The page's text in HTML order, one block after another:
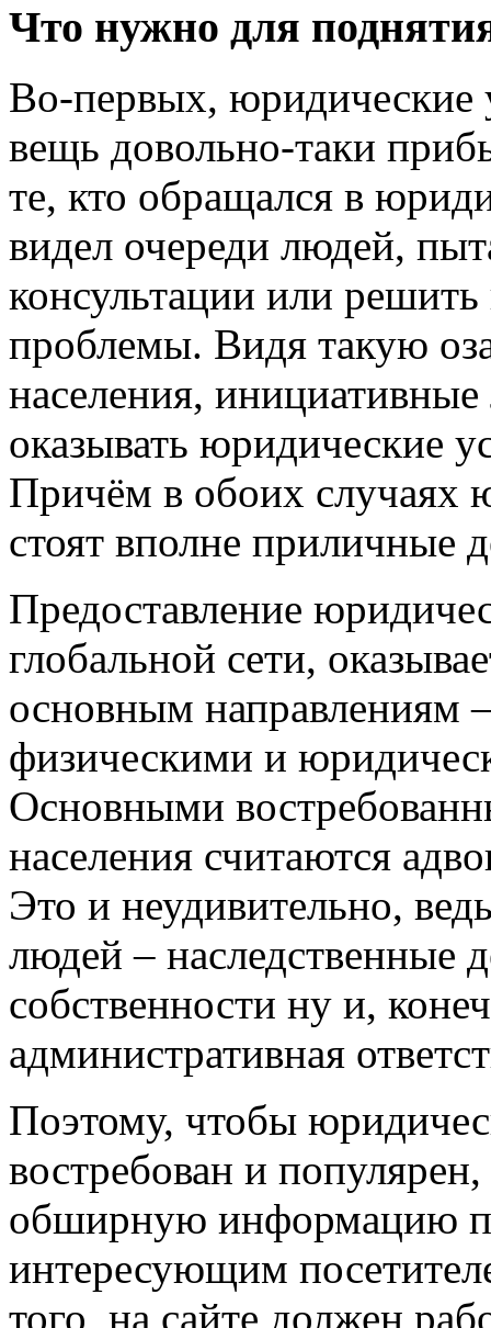
Что нужно для
Во-первых, юридические
вещь довольно-таки
те, кто обращался в
видел очереди людей,
консультации или решить
проблемы. Видя такую
населения,
оказывать юридические
Причём в обоих случаях
стоят вполне приличные
Предоставление
глобальной сети,
основным направлениям
физическими и
Основными
населения считаются
Это и неудивительно,
людей – наследственные
собственности ну и,
административная
Поэтому, чтобы
востребован и
обширную информацию
интересующим
того, на сайте должен